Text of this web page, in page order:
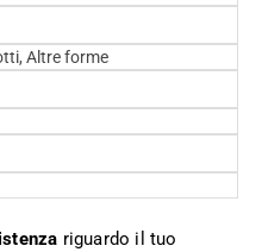
Altre forme
riguardo il tuo